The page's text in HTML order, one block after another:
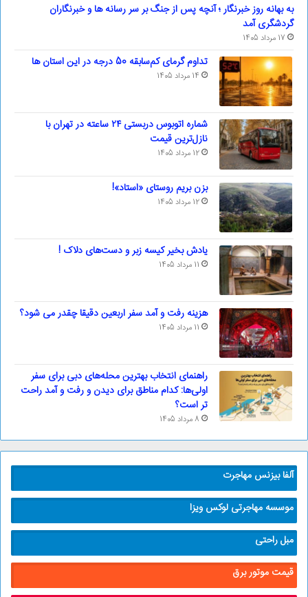
به بهانه روز خبرنگار ؛ آنچه پس از جنگ بر سر رسانه ها و خبرنگاران
گردشگری آمد
17 مرداد 1405
تداوم گرمای کم‌سابقه 50 درجه در این استان ها
14 مرداد 1405
شماره اتوبوس دربستی ۲۴ ساعته در تهران با
نازل‌ترین قیمت
12 مرداد 1405
بزن بریم روستای «استاد»!
12 مرداد 1405
یادش بخیر کیسه‌ زبر و دست‌های دلاک !
11 مرداد 1405
هزینه رفت و آمد سفر اربعین دقیقا چقدر می شود؟
11 مرداد 1405
راهنمای انتخاب بهترین محله‌های دبی برای سفر
اولی‌ها: کدام مناطق برای دیدن و رفت و آمد راحت
تر است؟
8 مرداد 1405
آلفا بیزنس مهاجرت
موسسه مهاجرتی لوکس ویزا
مبل راحتی
قیمت موتور برق